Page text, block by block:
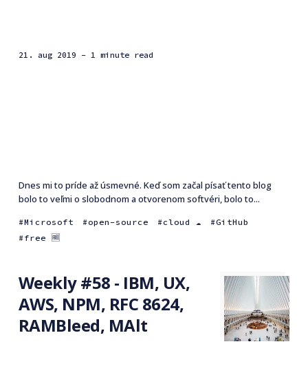
21. aug 2019 - 1 minute read
Dnes mi to príde až úsmevné. Keď som začal písať tento blog
bolo to veľmi o slobodnom a otvorenom softvéri, bolo to...
Microsoft open-source cloud ☁️
GitHub
free 🆓
Weekly #58 - IBM, UX,
AWS, NPM, RFC 8624,
RAMBleed, MAlt